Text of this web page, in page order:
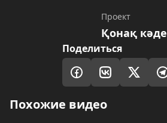
Проект
Қонақ кәде
Поделиться
Похожие видео